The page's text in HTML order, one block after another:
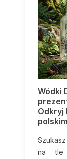
Wódki
Odkryj
na tle